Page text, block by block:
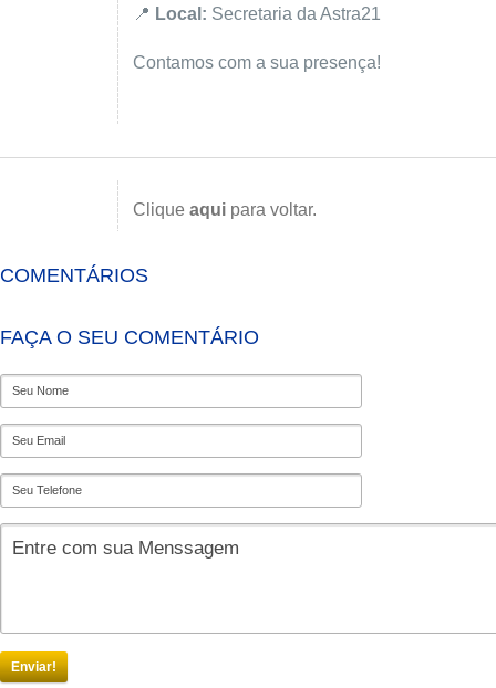
📍 Local: Secretaria da Astra21
Contamos com a sua presença!
Clique aqui para voltar.
COMENTÁRIOS
FAÇA O SEU COMENTÁRIO
Enviar!